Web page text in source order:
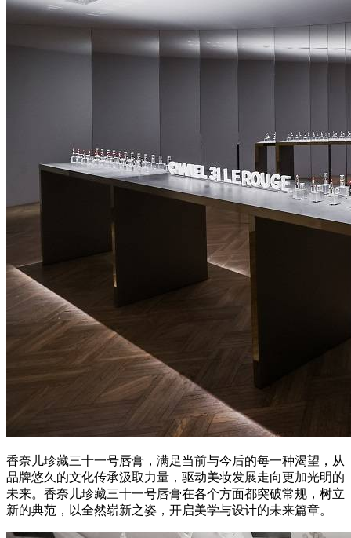
香奈儿珍藏三十一号唇膏，满足当前与今后的每一种渴望，从
品牌悠久的文化传承汲取力量，驱动美妆发展走向更加光明的
未来。香奈儿珍藏三十一号唇膏在各个方面都突破常规，树立
新的典范，以全然崭新之姿，开启美学与设计的未来篇章。